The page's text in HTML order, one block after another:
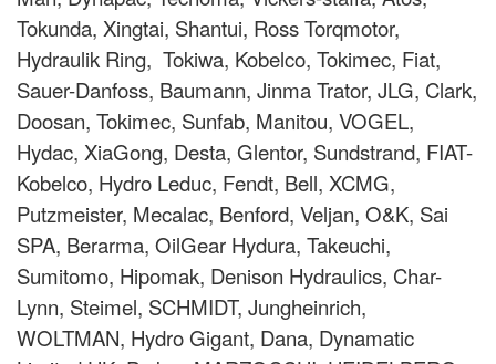
Tokunda, Xingtai, Shantui, Ross Torqmotor,
Hydraulik Ring, Tokiwa, Kobelco, Tokimec, Fiat,
Sauer-Danfoss, Baumann, Jinma Trator, JLG, Clark,
Doosan, Tokimec, Sunfab, Manitou, VOGEL,
Hydac, XiaGong, Desta, Glentor, Sundstrand, FIAT-
Kobelco, Hydro Leduc, Fendt, Bell, XCMG,
Putzmeister, Mecalac, Benford, Veljan, O&K, Sai
SPA, Berarma, OilGear Hydura, Takeuchi,
Sumitomo, Hipomak, Denison Hydraulics, Char-
Lynn, Steimel, SCHMIDT, Jungheinrich,
WOLTMAN, Hydro Gigant, Dana, Dynamatic